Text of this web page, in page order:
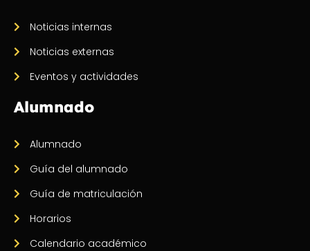
Noticias internas
Noticias externas
Eventos y actividades
Alumnado
Alumnado
Guía del alumnado
Guía de matriculación
Horarios
Calendario académico